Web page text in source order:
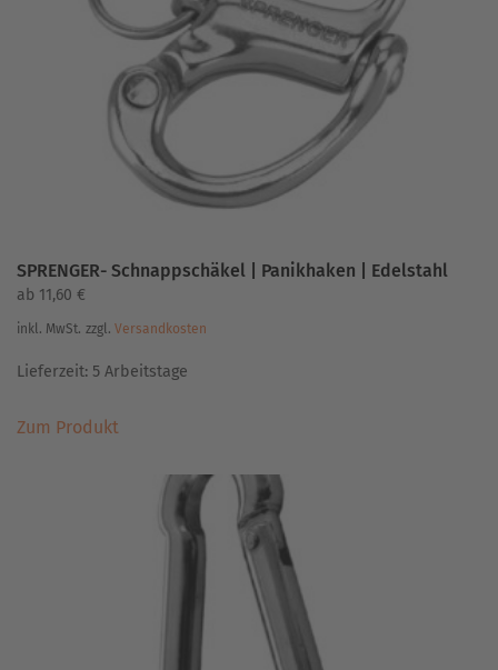
SPRENGER- Schnappschäkel | Panikhaken | Edelstahl
ab 11,60 €
inkl. MwSt. zzgl. Versandkosten
Lieferzeit: 5 Arbeitstage
Zum ProduktProdukt
mehrere